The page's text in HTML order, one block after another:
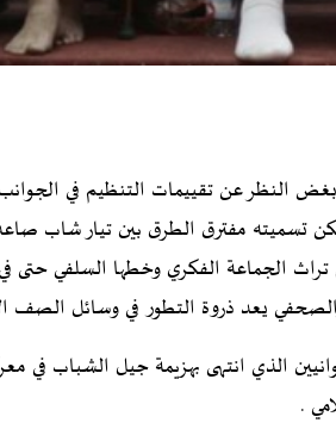
النظر عن تقييمات التنظيم في
تسميته مفترق الطرق بين تيار شاب صاعد
تراث الجماعة الفكري وخطها السلفي حتى
يعد ذروة التطور في وسائل الصف
الذي انتهى بهزيمة جيل الشباب في
.